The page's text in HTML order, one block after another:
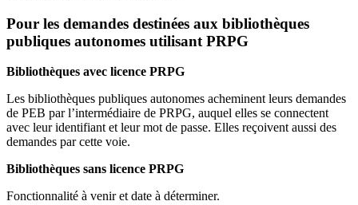
Pour les demandes destinées aux bibliothèques
publiques autonomes utilisant PRPG
Bibliothèques avec licence PRPG
Les bibliothèques publiques autonomes acheminent leurs demandes
de PEB par l’intermédiaire de PRPG, auquel elles se connectent
avec leur identifiant et leur mot de passe. Elles reçoivent aussi des
demandes par cette voie.
Bibliothèques sans licence PRPG
Fonctionnalité à venir et date à déterminer.